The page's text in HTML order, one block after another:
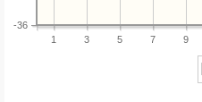
1 3 5 7 9
-36